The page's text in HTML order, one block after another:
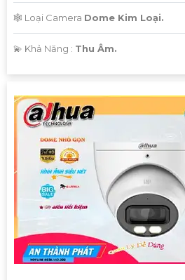
🕸️ Loại Camera Dome Kim Loại.
️💫 Khả Năng : Thu Âm.